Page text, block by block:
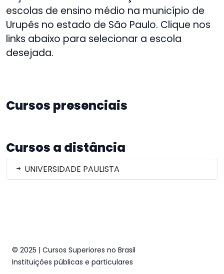
escolas de ensino médio na município de
Urupês no estado de São Paulo. Clique nos
links abaixo para selecionar a escola
desejada.
Cursos presenciais
Cursos a distância
UNIVERSIDADE PAULISTA
© 2025 | Cursos Superiores no Brasil
Instituições públicas e particulares